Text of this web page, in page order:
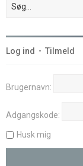
Log ind • Tilmeld
Brugernavn:
Adgangskode:
Husk mig